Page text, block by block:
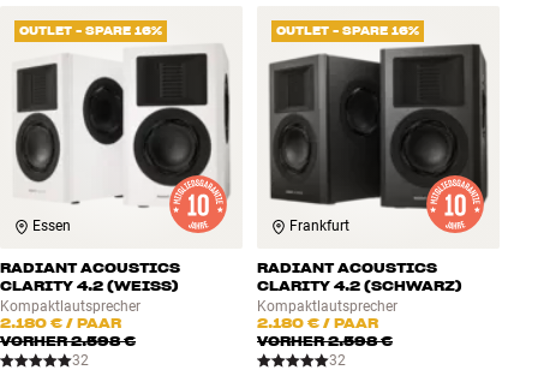
MARKEN
NEUHEITEN
ANGEBOTE
Store Finden
Anmelden
Kundendienst
Bauen mit Klang
OUTLET - SPARE 16%
Essen
RADIANT ACOUSTICS
CLARITY 4.2 (WEISS)
Kompaktlautsprecher
2.180 € / PAAR
VORHER2.598 €
32
OUTLET - SPARE 16%
Frankfurt
RADIANT ACOUSTICS
CLARITY 4.2 (SCHWARZ)
Kompaktlautsprecher
2.180 € / PAAR
VORHER2.598 €
32